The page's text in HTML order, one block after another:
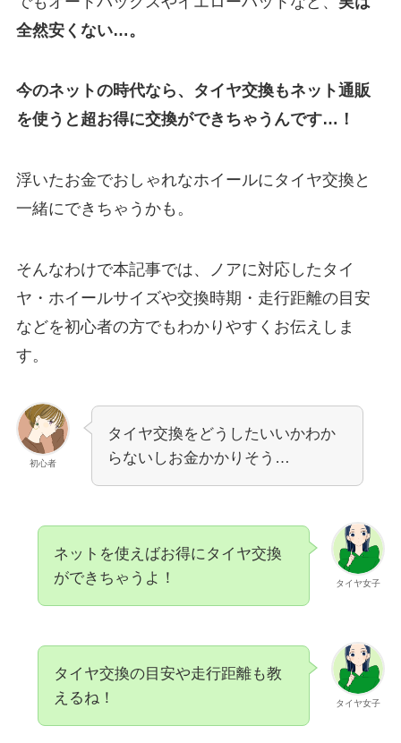
全然安くない…。
今のネットの時代なら、タイヤ交換もネット通販
を使うと超お得に交換ができちゃうんです…！
浮いたお金でおしゃれなホイールにタイヤ交換と
一緒にできちゃうかも。
そんなわけで本記事では、ノアに対応したタイ
ヤ・ホイールサイズや交換時期・走行距離の目安
などを初心者の方でもわかりやすくお伝えしま
す。
初心者
タイヤ交換をどうしたいいかわか
らないしお金かかりそう…
タイヤ女子
ネットを使えばお得にタイヤ交換
ができちゃうよ！
タイヤ女子
タイヤ交換の目安や走行距離も教
えるね！